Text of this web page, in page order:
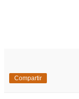
Compartir